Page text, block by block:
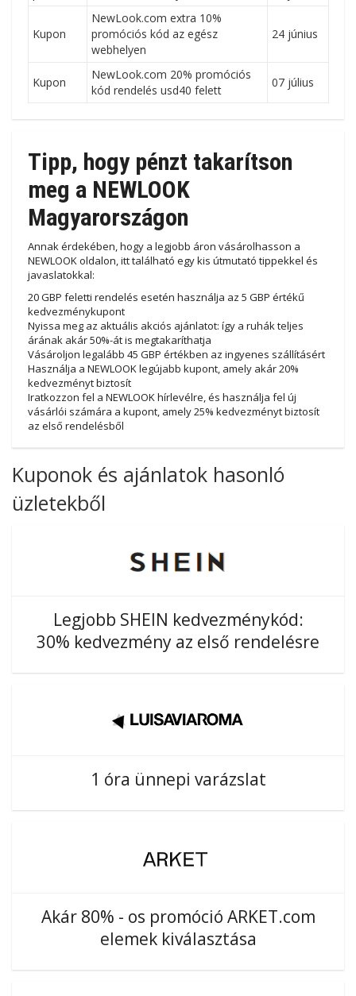
Kupon
NewLook.com extra 10%
promóciós kód az egész
webhelyen
24 június
Kupon
NewLook.com 20% promóciós
kód rendelés usd40 felett
07 július
Tipp, hogy pénzt takarítson
meg a NEWLOOK
Magyarországon
Annak érdekében, hogy a legjobb áron vásárolhasson a
NEWLOOK oldalon, itt található egy kis útmutató tippekkel és
javaslatokkal:
20 GBP feletti rendelés esetén használja az 5 GBP értékű
kedvezménykupont
Nyissa meg az aktuális akciós ajánlatot: így a ruhák teljes
árának akár 50%-át is megtakaríthatja
Vásároljon legalább 45 GBP értékben az ingyenes szállításért
Használja a NEWLOOK legújabb kupont, amely akár 20%
kedvezményt biztosít
Iratkozzon fel a NEWLOOK hírlevélre, és használja fel új
vásárlói számára a kupont, amely 25% kedvezményt biztosít
az első rendelésből
Kuponok és ajánlatok hasonló
üzletekből
Legjobb SHEIN kedvezménykód:
30% kedvezmény az első rendelésre
1 óra ünnepi varázslat
Akár 80% - os promóció ARKET.com
elemek kiválasztása